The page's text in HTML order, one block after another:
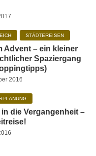
STÄDTEREISEN
Advent – ein kleiner
Spaziergang
2016
die Vergangenheit –